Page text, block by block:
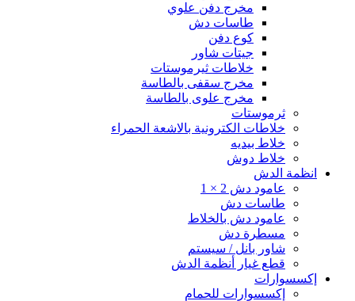
مخرج دفن علوي
طاسات دش
كوع دفن
جيتات شاور
خلاطات ثيرموستات
مخرج سقفى بالطاسة
مخرج علوى بالطاسة
ثرموستات
خلاطات الكترونية بالاشعة الحمراء
خلاط بيديه
خلاط دوش
انظمة الدش
عامود دش 2 × 1
طاسات دش
عامود دش بالخلاط
مسطرة دش
شاور بانل / سيستم
قطع غيار أنظمة الدش
إكسسوارات
إكسسوارات للحمام